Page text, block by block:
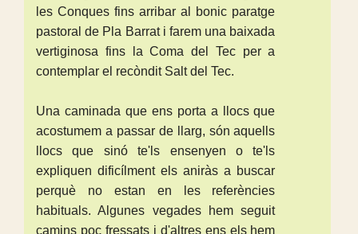
les Conques fins arribar al bonic paratge
pastoral de Pla Barrat i farem una baixada
vertiginosa fins la Coma del Tec per a
contemplar el recòndit Salt del Tec.
Una caminada que ens porta a llocs que
acostumem a passar de llarg, són aquells
llocs que sinó te'ls ensenyen o te'ls
expliquen dificílment els aniràs a buscar
perquè no estan en les referències
habituals. Algunes vegades hem seguit
camins poc fressats i d'altres ens els hem